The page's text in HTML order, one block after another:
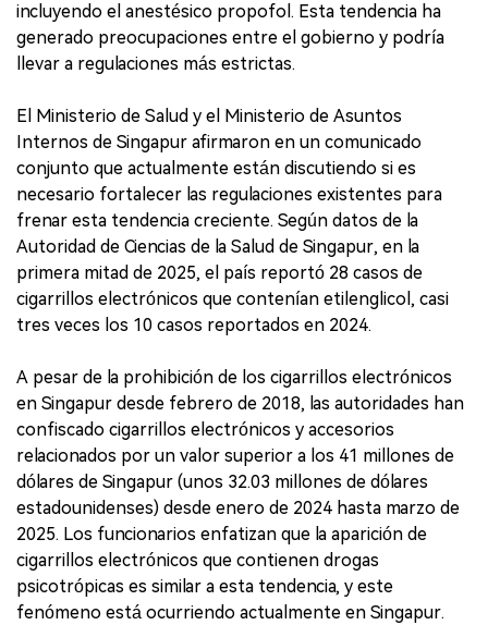
incluyendo el anestésico propofol. Esta tendencia ha
generado preocupaciones entre el gobierno y podría
llevar a regulaciones más estrictas.
El Ministerio de Salud y el Ministerio de Asuntos
Internos de Singapur afirmaron en un comunicado
conjunto que actualmente están discutiendo si es
necesario fortalecer las regulaciones existentes para
frenar esta tendencia creciente. Según datos de la
Autoridad de Ciencias de la Salud de Singapur, en la
primera mitad de 2025, el país reportó 28 casos de
cigarrillos electrónicos que contenían etilenglicol, casi
tres veces los 10 casos reportados en 2024.
A pesar de la prohibición de los cigarrillos electrónicos
en Singapur desde febrero de 2018, las autoridades han
confiscado cigarrillos electrónicos y accesorios
relacionados por un valor superior a los 41 millones de
dólares de Singapur (unos 32.03 millones de dólares
estadounidenses) desde enero de 2024 hasta marzo de
2025. Los funcionarios enfatizan que la aparición de
cigarrillos electrónicos que contienen drogas
psicotrópicas es similar a esta tendencia, y este
fenómeno está ocurriendo actualmente en Singapur.